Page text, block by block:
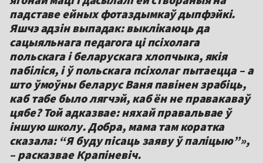
падставе ейных фотаздымкаў дыпфэйкі.
Яшчэ адзін выпадак: выклікаюць да
сацыяльнага педагога ці псіхолага
польскага і беларускага хлопчыка, якія
пабіліся, і ў польскага псіхолаг пытаецца – а
што ўмоўны беларус Ваня павінен зрабіць,
каб табе было лягчэй, каб ён не правакаваў
цябе? Той адказвае: няхай правальвае ў
іншую школу. Добра, мама там коратка
сказала: “Я буду пісаць заяву ў паліцыю”»,
– расказвае Крапіневіч.